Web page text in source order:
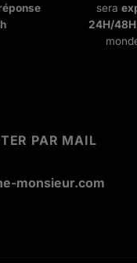
sera
24H/48H
PAR MAIL
monsieur.com